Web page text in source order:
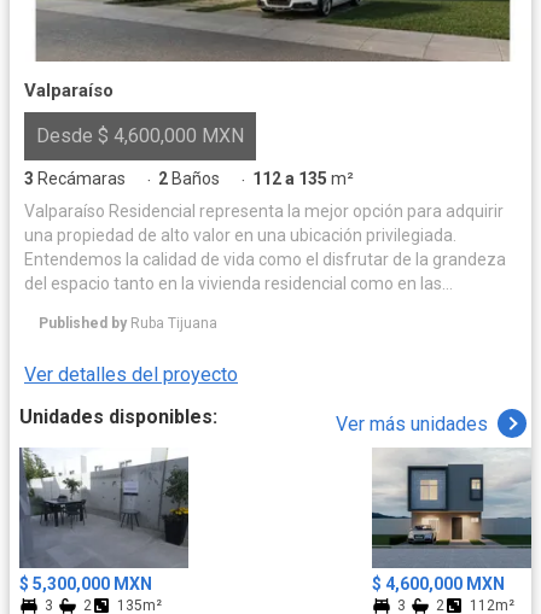
Valparaíso
Desde $ 4,600,000 MXN
3 Recámaras · 2 Baños · 112 a 135 m²
Valparaíso Residencial representa la mejor opción para adquirir
una propiedad de alto valor en una ubicación privilegiada.
Entendemos la calidad de vida como el disfrutar de la grandeza
del espacio tanto en la vivienda residencial como en las
Published by Ruba Tijuana
Ver detalles del proyecto
Unidades disponibles:
Ver más unidades
$ 5,300,000 MXN
3 2
135m²
$ 4,600,000 MXN
3 2
112m²